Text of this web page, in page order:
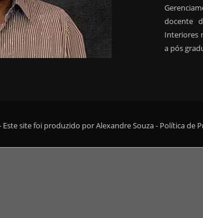
docente
Interiores
a pós
site foi produzido por Alexandre Souza - Política de